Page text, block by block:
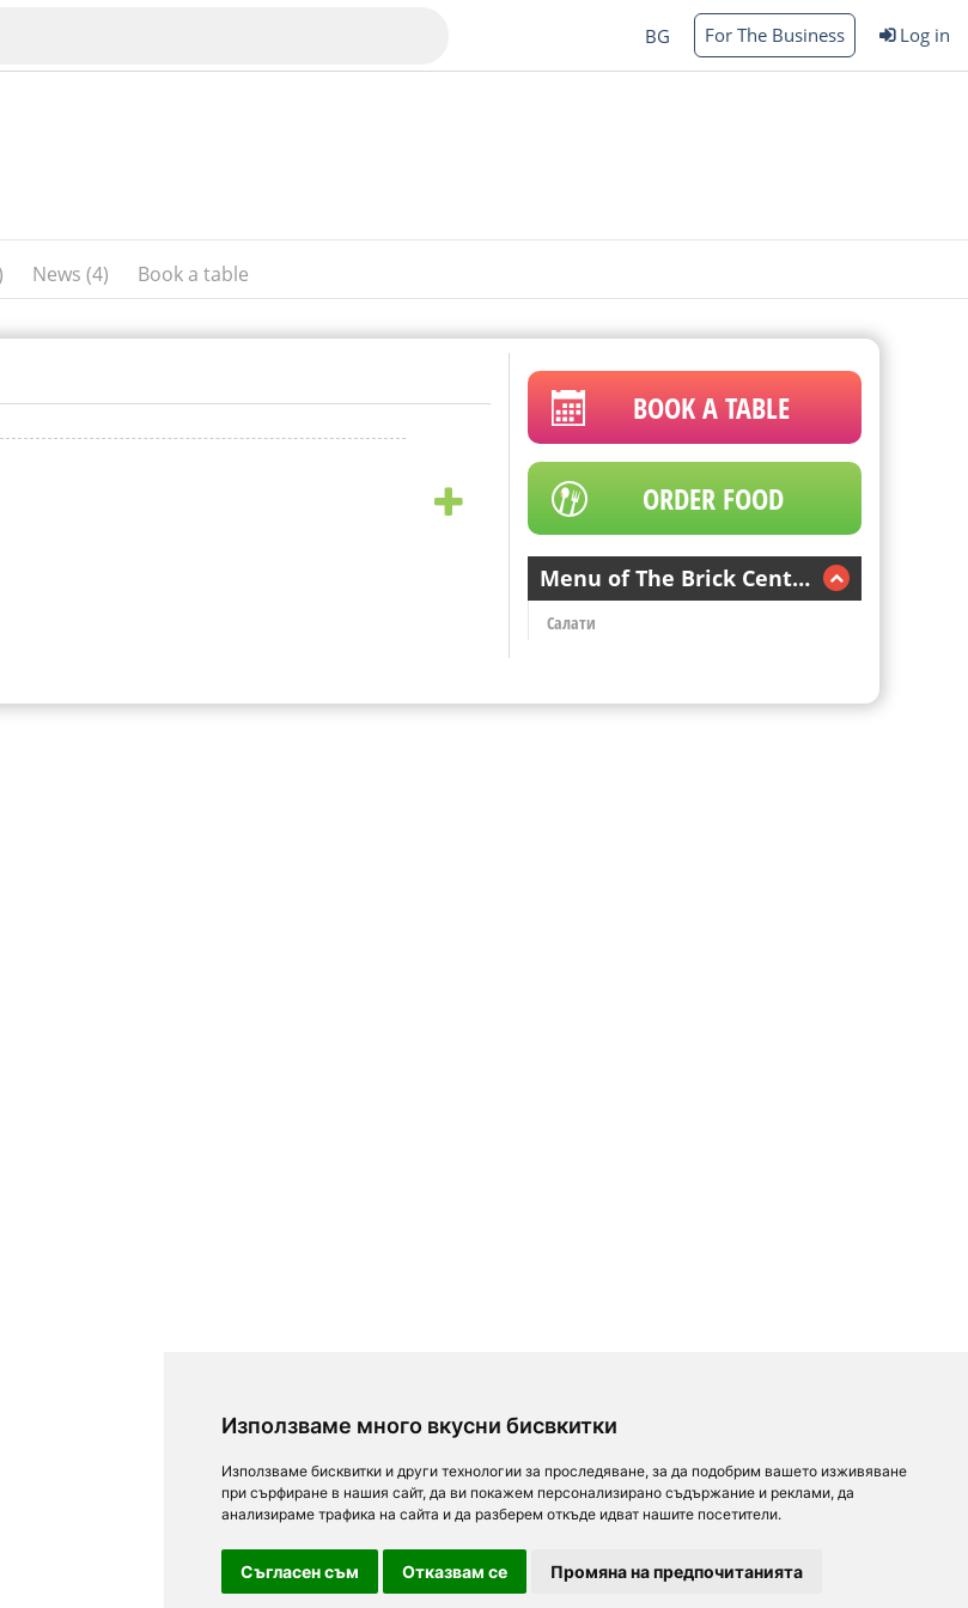
Използваме много вкусни бисвкитки
Използваме бисквитки и други технологии за проследяване, за да подобрим вашето изживяване
при сърфиране в нашия сайт, да ви покажем персонализирано съдържание и реклами, да
анализираме трафика на сайта и да разберем откъде идват нашите посетители.
Съгласен съм Отказвам се Промяна на предпочитанията
BG For The Business Log in
News (4) Book a table
BOOK A TABLE
ORDER FOOD
Menu of The Brick Center
Салати